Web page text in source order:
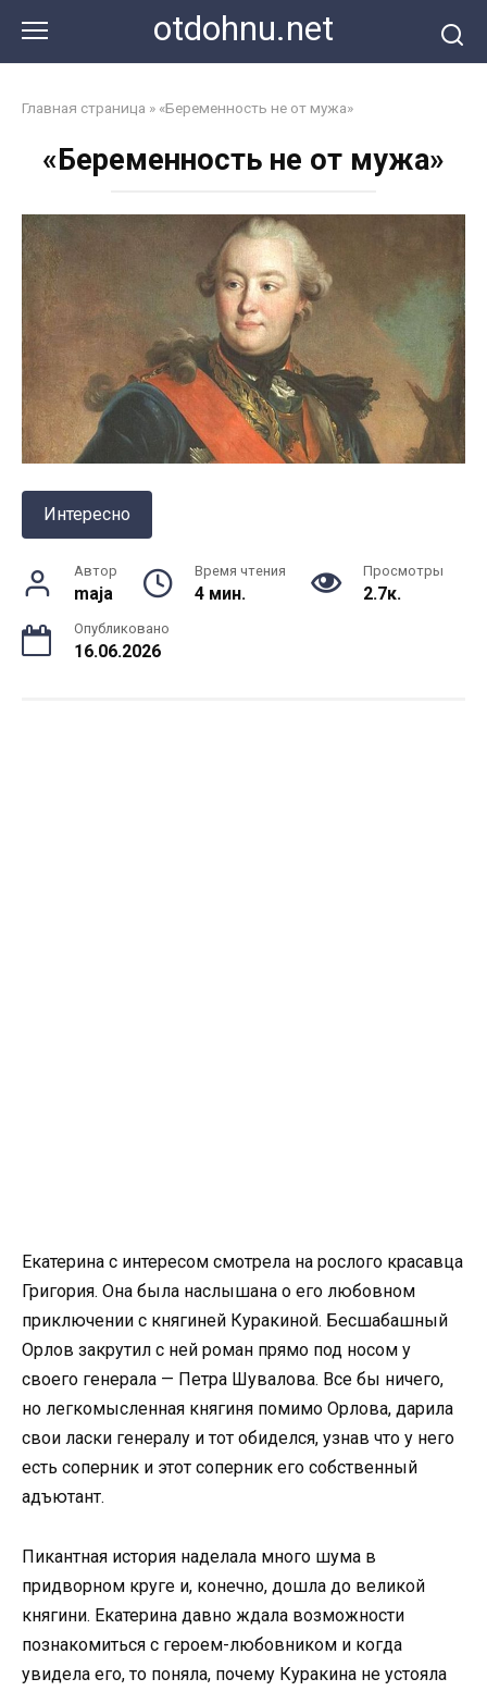
контенту
otdohnu.net
Главная страница » «Беременность не от мужа»
«Беременность не от мужа»
Интересно
Автор
maja
Время чтения
4 мин.
Просмотры
2.7к.
Опубликовано
16.06.2026
Екатерина с интересом смотрела на рослого красавца
Григория. Она была наслышана о его любовном
приключении с княгиней Куракиной. Бесшабашный
Орлов закрутил с ней роман прямо под носом у
своего генерала — Петра Шувалова. Все бы ничего,
но легкомысленная княгиня помимо Орлова, дарила
свои ласки генералу и тот обиделся, узнав что у него
есть соперник и этот соперник его собственный
адъютант.
Пикантная история наделала много шума в
придворном круге и, конечно, дошла до великой
княгини. Екатерина давно ждала возможности
познакомиться с героем-любовником и когда
увидела его, то поняла, почему Куракина не устояла